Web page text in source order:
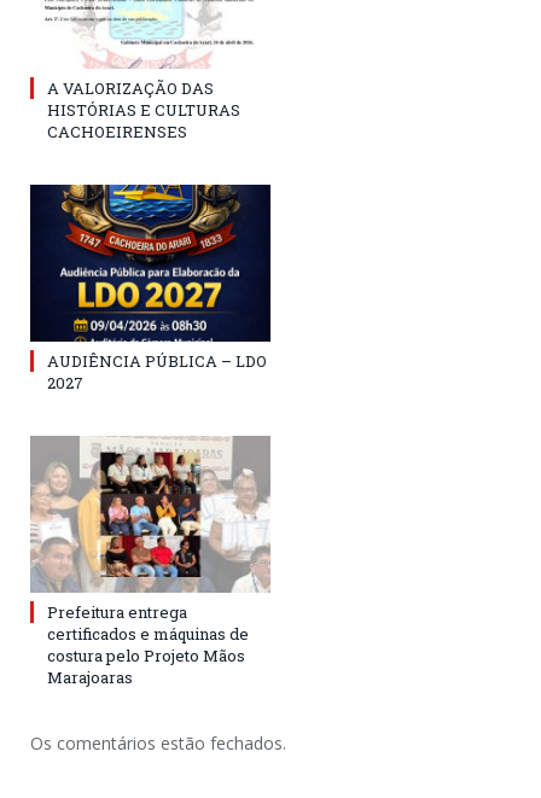
A VALORIZAÇÃO DAS
HISTÓRIAS E CULTURAS
CACHOEIRENSES
AUDIÊNCIA PÚBLICA – LDO
2027
Prefeitura entrega
certificados e máquinas de
costura pelo Projeto Mãos
Marajoaras
Os comentários estão fechados.